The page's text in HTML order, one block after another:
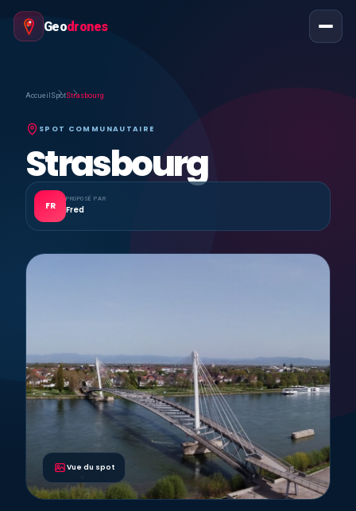
Geodrones
Accueil SpotStrasbourg
SPOT COMMUNAUTAIRE
Strasbourg
FR
PROPOSÉ PAR
Fred
Vue du spot